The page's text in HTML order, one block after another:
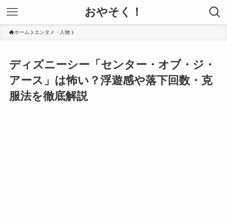
おやそく！
ホーム エンタメ・人物
ディズニーシー「センター・オブ・ジ・
アース」は怖い？浮遊感や落下回数・克
服法を徹底解説